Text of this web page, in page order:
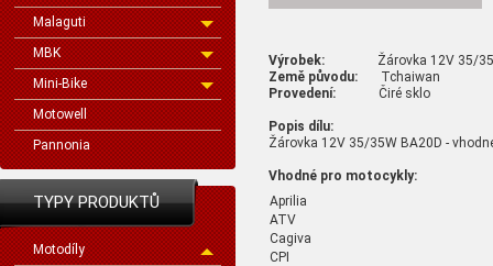
Malaguti
MBK
Mini-Bike
Motowell
Pannonia
TYPY PRODUKTŮ
Motodíly
Výrobek: Žárovka 12V 35/
Země původu: Tchaiwan
Provedení: Čiré sklo
Popis dílu:
Žárovka 12V 35/35W BA20D -
Vhodné pro motocykly:
Aprilia
ATV
Cagiva
CPI